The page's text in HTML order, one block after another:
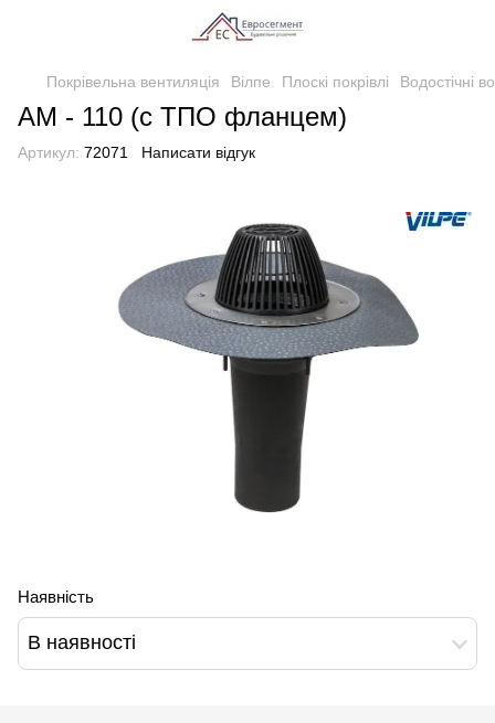
Покрівельна вентиляція Вілпе Плоскі покрівлі Водостічні
АМ - 110 (c ТПО фланцем)
Артикул: 72071 Написати відгук
Наявність
В наявності